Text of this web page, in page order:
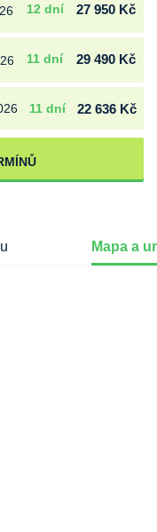
12 dní 27 950 Kč
11 dní 29 490 Kč
11 dní 22 636 Kč
Mapa a